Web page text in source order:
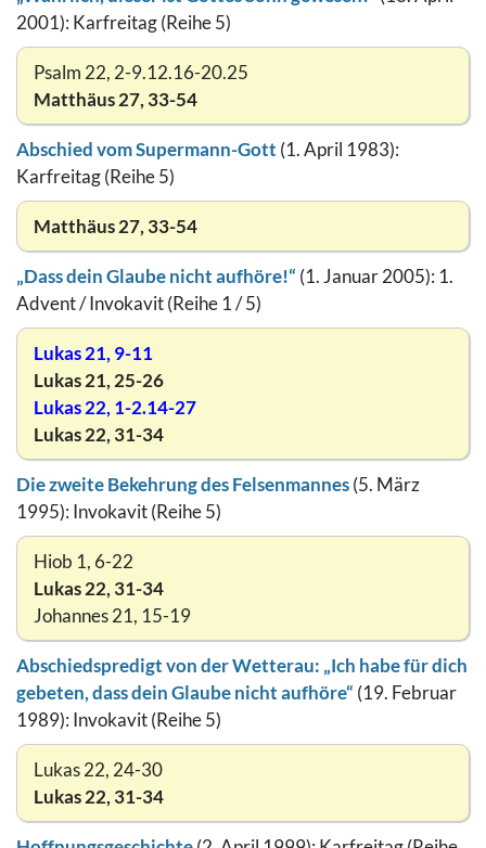
2001): Karfreitag (Reihe 5)
Psalm 22, 2-9.12.16-20.25
Matthäus 27, 33-54
Abschied vom Supermann-Gott (1. April 1983):
Karfreitag (Reihe 5)
Matthäus 27, 33-54
„Dass dein Glaube nicht aufhöre!“ (1. Januar 2005): 1.
Advent / Invokavit (Reihe 1 / 5)
Lukas 21, 9-11
Lukas 21, 25-26
Lukas 22, 1-2.14-27
Lukas 22, 31-34
Die zweite Bekehrung des Felsenmannes(5. März
1995): Invokavit (Reihe 5)
Hiob 1, 6-22
Lukas 22, 31-34
Johannes 21, 15-19
Abschiedspredigt von der Wetterau: „Ich habe für dich
gebeten, dass dein Glaube nicht aufhöre“ (19. Februar
1989): Invokavit (Reihe 5)
Lukas 22, 24-30
Lukas 22, 31-34